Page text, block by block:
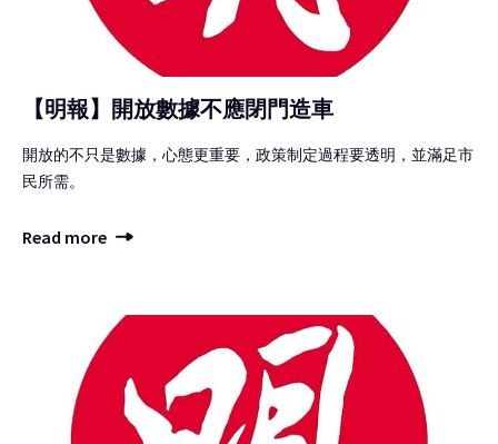
【明報】開放數據不應閉門造車
開放的不只是數據，心態更重要，政策制定過程要透明，並滿足市
民所需。
Read more